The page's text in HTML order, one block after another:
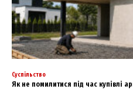
Суспільство
Як не помилитися під час купівлі